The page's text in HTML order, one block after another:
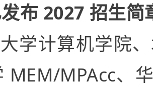
布 2027 招生简
学计算机学院
MEM/MPAcc、